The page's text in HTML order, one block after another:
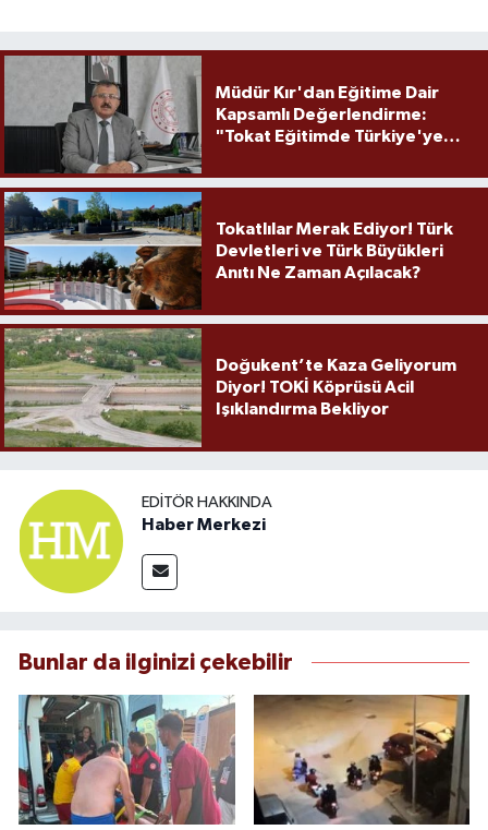
Müdür Kır'dan Eğitime Dair
Kapsamlı Değerlendirme:
"Tokat Eğitimde Türkiye'ye
Tokatlılar Merak Ediyor! Türk
Devletleri ve Türk Büyükleri
Anıtı Ne Zaman Açılacak?
Doğukent’te Kaza Geliyorum
Diyor! TOKİ Köprüsü Acil
Işıklandırma Bekliyor
EDITÖR HAKKINDA
Haber Merkezi
Bunlar da ilginizi çekebilir